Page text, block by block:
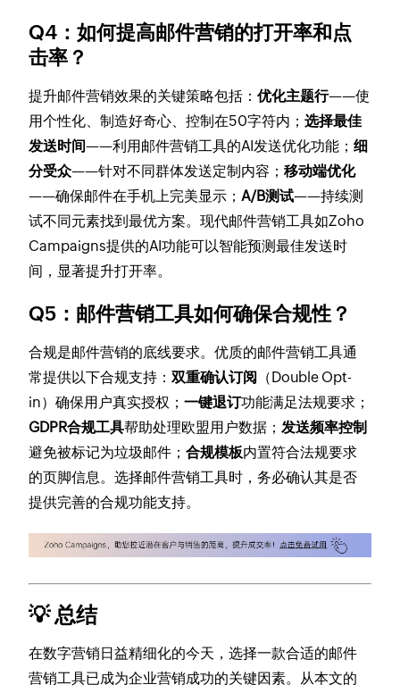
Q4：如何提高邮件营销的打开率和点
击率？
提升邮件营销效果的关键策略包括：优化主题行——使
用个性化、制造好奇心、控制在50字符内；选择最佳
发送时间——利用邮件营销工具的AI发送优化功能；细
分受众——针对不同群体发送定制内容；移动端优化
——确保邮件在手机上完美显示；A/B测试——持续测
试不同元素找到最优方案。现代邮件营销工具如Zoho
Campaigns提供的AI功能可以智能预测最佳发送时
间，显著提升打开率。
Q5：邮件营销工具如何确保合规性？
合规是邮件营销的底线要求。优质的邮件营销工具通
常提供以下合规支持：双重确认订阅
（Double Opt-
in）确保用户真实授权；一键退订功能满足法规要求；
GDPR合规工具帮助处理欧盟用户数据；发送频率控制
避免被标记为垃圾邮件；合规模板内置符合法规要求
的页脚信息。选择邮件营销工具时，务必确认其是否
提供完善的合规功能支持。
💡 总结
在数字营销日益精细化的今天，选择一款合适的邮件
营销工具已成为企业营销成功的关键因素。从本文的